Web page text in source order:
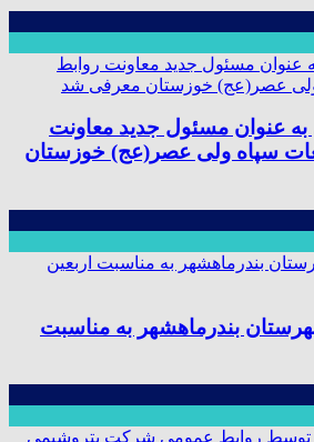
عنوان مسئول جدید معاونت
سپاه ولی عصر(عج) خوزستان
بندرماهشهر به مناسبت